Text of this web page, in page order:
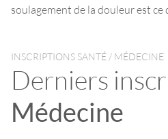
soulagement de la douleur est ce
INSCRIPTIONS SANTÉ / MÉDECINE
Derniers
Médecine